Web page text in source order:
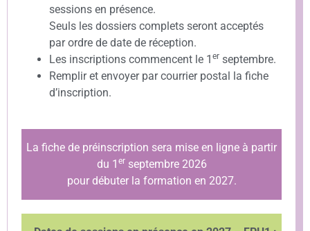
sessions en présence.
Seuls les dossiers complets seront acceptés
par ordre de date de réception.
Les inscriptions commencent le 1 er septembre.
Remplir et envoyer par courrier postal la fiche
d’inscription.
La fiche de préinscription sera mise en ligne à partir
du 1 erseptembre 2026
pour débuter la formation en 2027.